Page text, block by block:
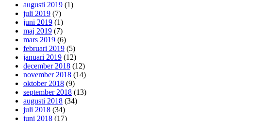
augusti 2019 (1)
juli 2019 (7)
juni 2019 (1)
maj 2019 (7)
mars 2019 (6)
februari 2019 (5)
januari 2019 (12)
december 2018 (12)
november 2018 (14)
oktober 2018 (9)
september 2018 (13)
augusti 2018 (34)
juli 2018 (34)
juni 2018 (17)